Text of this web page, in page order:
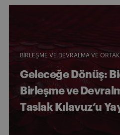
BIRLEŞME VE DEVRALMA VE
Geleceğe Dönüş:
Birleşme ve
Taslak Kılavuz’u